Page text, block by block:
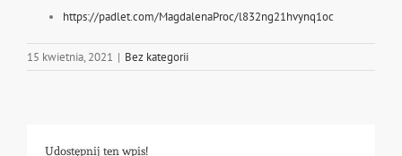
https://padlet.com/MagdalenaProc/l832ng21hvynq1oc
15 kwietnia, 2021 | Bez kategorii
Udostępnij ten wpis!